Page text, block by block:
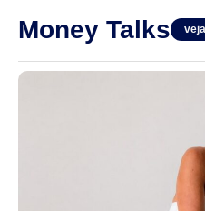
Money Talks